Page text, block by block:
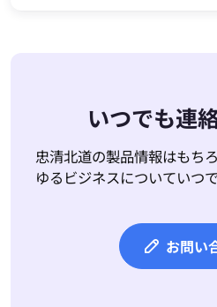
いつでも連
忠清北道の製品情報はもち
ゆるビジネスについていつ
お問い